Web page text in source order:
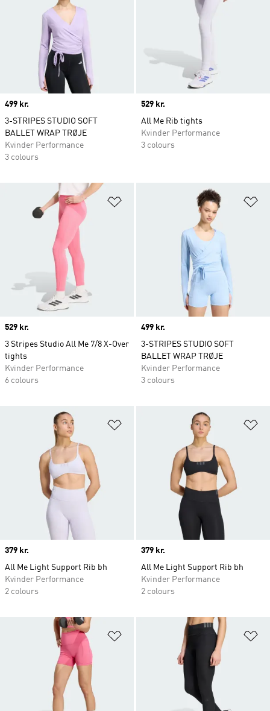
Price
499 kr.
3-STRIPES STUDIO SOFT
BALLET WRAP TRØJE
Kvinder Performance
3 colours
Price
529 kr.
All Me Rib tights
Kvinder Performance
3 colours
Price
529 kr.
3 Stripes Studio All Me 7/8 X-Over
tights
Kvinder Performance
6 colours
Price
499 kr.
3-STRIPES STUDIO SOFT
BALLET WRAP TRØJE
Kvinder Performance
3 colours
Føj til ønskeliste
Price
379 kr.
All Me Light Support Rib bh
Kvinder Performance
2 colours
Price
379 kr.
All Me Light Support Rib bh
Kvinder Performance
2 colours
Føj til ønskeliste